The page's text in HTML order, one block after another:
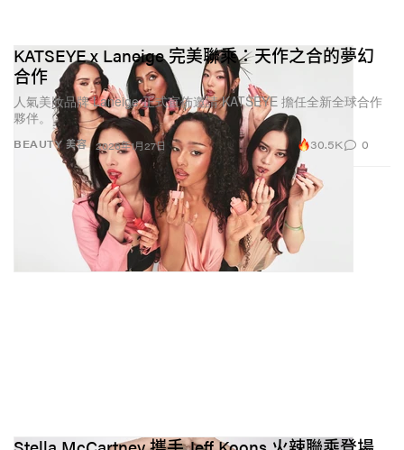
BEAUTY 美容
KATSEYE x Laneige 完美聯乘：天作之合的夢幻
合作
人氣美妝品牌 Laneige 正式宣佈邀請 KATSEYE 擔任全新全球合作
夥伴。
2026年1月27日 30.5K 0